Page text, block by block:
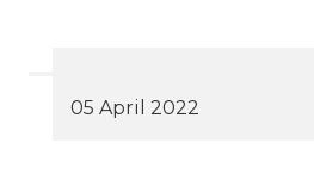
05 April 2022